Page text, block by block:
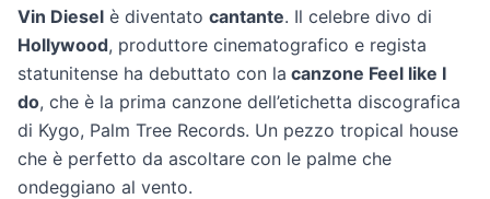
Vin Diesel è diventato cantante. Il celebre divo di
Hollywood, produttore cinematografico e regista
statunitense ha debuttato con la canzone Feel like I
do, che è la prima canzone dell’etichetta discografica
di Kygo, Palm Tree Records. Un pezzo tropical house
che è perfetto da ascoltare con le palme che
ondeggiano al vento.